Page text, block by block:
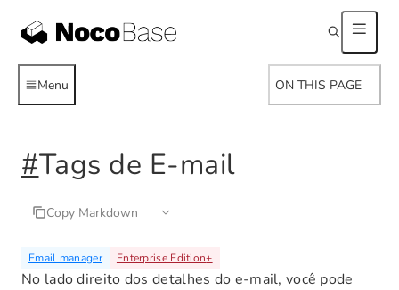
Menu ON THIS PAGE
#Tags de E-mail
Copy Markdown
Email manager Enterprise Edition+
No lado direito dos detalhes do e-mail, você pode